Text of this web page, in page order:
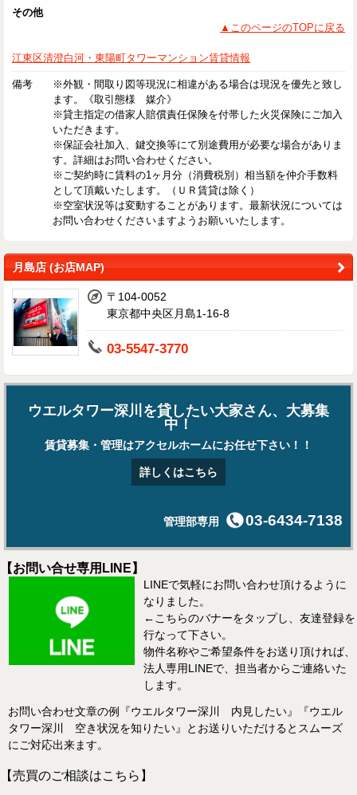
その他
▲このページのTOPに戻る
江東区清澄白河・東陽町タワーマンション賃貸情報
備考
※外観・間取り図等現況に相違がある場合は現況を優先と致し
ます。《取引態様 媒介》
※貸主指定の借家人賠償責任保険を付帯した火災保険にご加入
いただきます。
※保証会社加入、鍵交換等にて別途費用が必要な場合がありま
す。詳細はお問い合わせください。
※ご契約時に賃料の1ヶ月分（消費税別）相当額を仲介手数料
として頂戴いたします。（ＵＲ賃貸は除く）
※空室状況等は変動することがあります。最新状況については
お問い合わせくださいますようお願いいたします。
月島店 (お店MAP)
〒104-0052
東京都中央区月島1-16-8
03-5547-3770
ウエルタワー深川を貸したい大家さん、大募集
中！
賃貸募集・管理はアクセルホームにお任せ下さい！！
詳しくはこちら
管理部専用 03-6434-7138
【お問い合せ専用LINE】
LINEで気軽にお問い合わせ頂けるように
なりました。
←こちらのバナーをタップし、友達登録を
行なって下さい。
物件名称やご希望条件をお送り頂ければ、
法人専用LINEで、担当者からご連絡いた
します。
お問い合わせ文章の例『ウエルタワー深川 内見したい』『ウエル
タワー深川 空き状況を知りたい』とお送りいただけるとスムーズ
にご対応出来ます。
【売買のご相談はこちら】